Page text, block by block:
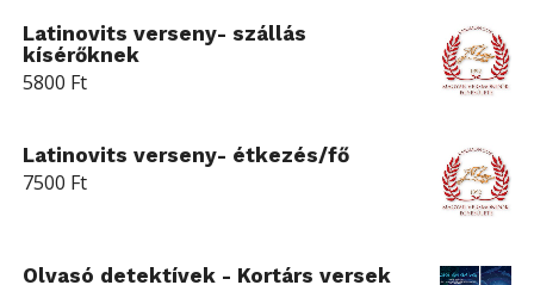
Latinovits verseny- szállás
kísérőknek
5800 Ft
Latinovits verseny- étkezés/fő
7500 Ft
Olvasó detektívek - Kortárs versek